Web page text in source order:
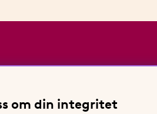
om din integritet